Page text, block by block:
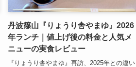
丹波篠山『りょうり舎やまゆ』2026
年ランチ｜値上げ後の料金と人気メ
ニューの実食レビュー
『りょうり舎やまゆ』再訪、2025年との違い